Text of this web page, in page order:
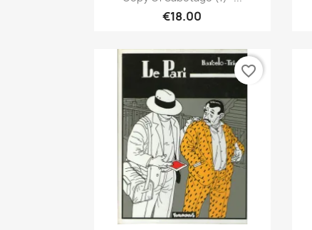
€18.00
favorite_border